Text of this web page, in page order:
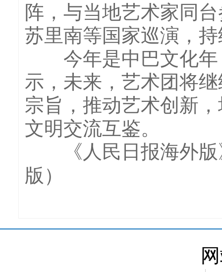
阵，与当地艺术家同
苏里南等国家巡演，
今年是中巴文化年
示，未来，艺术团将
宗旨，推动艺术创新
文明交流互鉴。
《人民日报海外版
版）